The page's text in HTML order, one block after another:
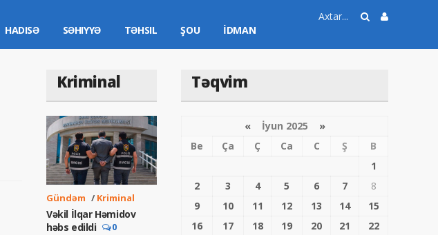
HADISƏ SƏHIYYƏ TƏHSIL ŞOU İDMAN
Kriminal
Gündəm / Kriminal
Vəkil İlqar Həmidov
həbs edildi
0
Təqvim
«İyun 2025 »
Be
Ça Ç Ca C Ş
B
1
2
3 4 5 6 7
8
9
10 11 12 13 14
15
16
17 18 19 20 21
22